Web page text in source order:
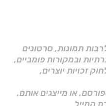
תמונות, סרטונים
ובמקורות פומביים,
סעיף 27א לחוק זכויות יוצרים,
או מייצגים אותם,